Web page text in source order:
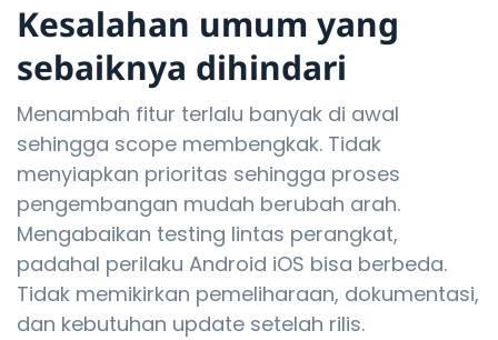
Kesalahan umum yang
sebaiknya dihindari
Menambah fitur terlalu banyak di awal
sehingga scope membengkak. Tidak
menyiapkan prioritas sehingga proses
pengembangan mudah berubah arah.
Mengabaikan testing lintas perangkat,
padahal perilaku Android iOS bisa berbeda.
Tidak memikirkan pemeliharaan, dokumentasi,
dan kebutuhan update setelah rilis.